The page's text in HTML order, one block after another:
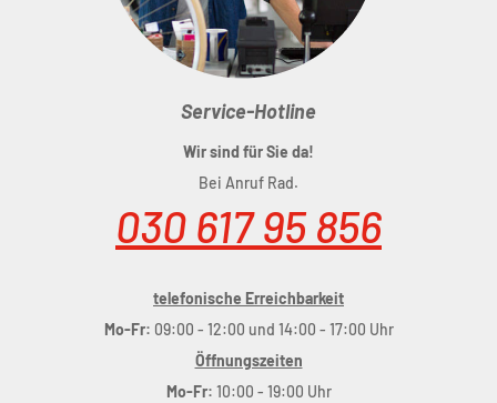
Service-Hotline
Wir sind für Sie da!
Bei Anruf Rad.
030 617 95 856
telefonische Erreichbarkeit
Mo-Fr: 09:00 - 12:00 und 14:00 - 17:00 Uhr
Öffnungszeiten
Mo-Fr: 10:00 - 19:00 Uhr